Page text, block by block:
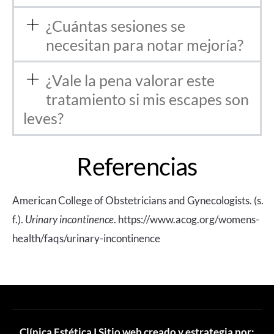
¿Cuántas sesiones se
necesitan para notar mejoría?
¿Vale la pena valorar este
tratamiento si mis escapes son
leves?
Referencias
American College of Obstetricians and Gynecologists. (s.
f.). Urinary incontinence. https://www.acog.org/womens-
health/faqs/urinary-incontinence